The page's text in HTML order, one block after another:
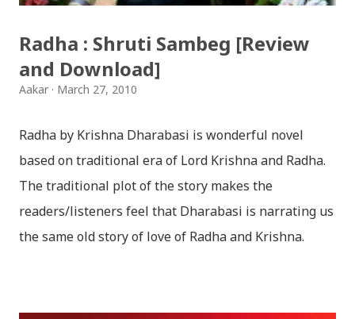
Radha : Shruti Sambeg [Review
and Download]
Aakar March 27, 2010
Radha by Krishna Dharabasi is wonderful novel
based on traditional era of Lord Krishna and Radha.
The traditional plot of the story makes the
readers/listeners feel that Dharabasi is narrating us
the same old story of love of Radha and Krishna.
it speaks of so many hidden things that we will be